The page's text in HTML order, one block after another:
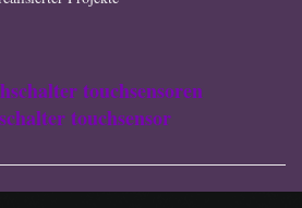
touchsensoren
touchsensor